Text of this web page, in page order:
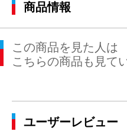
商品情報
この商品を見た人は
こちらの商品も見て
ユーザーレビュー